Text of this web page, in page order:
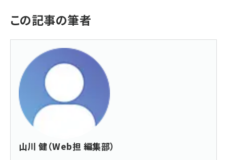
この記事の筆者
山川 健（Web担 編集部）